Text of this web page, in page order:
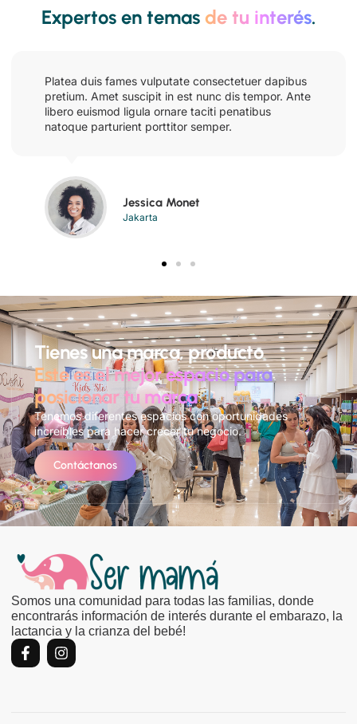
Expertos en temas de tu interés.
Platea duis fames vulputate consectetuer dapibus
pretium. Amet suscipit in est nunc dis tempor. Ante
libero euismod ligula ornare taciti penatibus
natoque parturient porttitor semper.
Randy Albert
Bandung
Tienes una marca, producto
Este es el mejor espacio para
posicionar tu marca
Tenemos diferentes espacios con oportunidades
increíbles para hacer crecer tu negocio.
Contáctanos
Somos una comunidad para todas las familias, donde
encontrarás información de interés durante el embarazo, la
lactancia y la crianza del bebé!